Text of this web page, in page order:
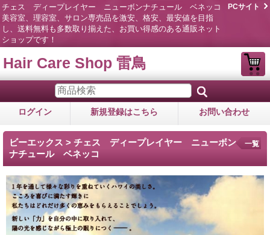
チェス ディープレイヤー ニューボンナチュール ベネッコ
美容室、理容室、サロン専売品を激安、格安、最安値を目指
し、送料無料も多数取り揃えた、お買い得感のある通販ネット
ショップです！
PCサイト
Hair Care Shop 雷鳥
ログイン 新規登録はこちら お問い合わせ
ビーエックス > チェス ディープレイヤー ニューボン
ナチュール ベネッコ
一覧